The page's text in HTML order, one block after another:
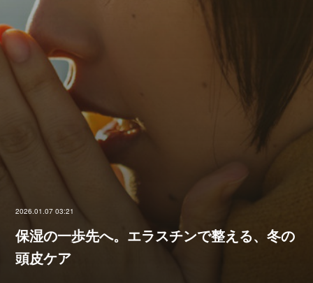
2026.01.07 03:21
保湿の一歩先へ。エラスチンで整える、冬の
頭皮ケア